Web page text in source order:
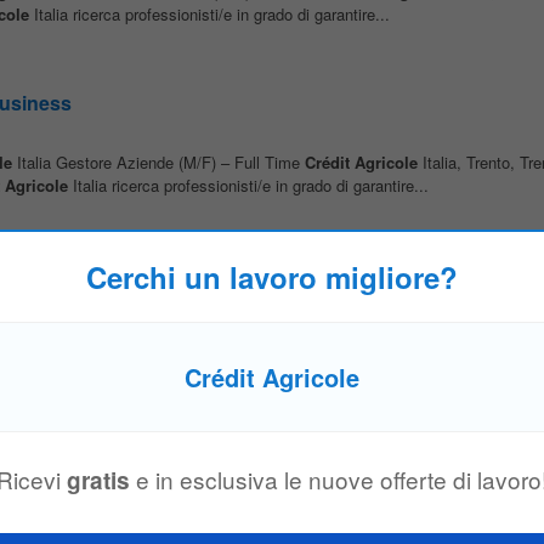
Italia ricerca professionisti/e in grado di garantire...
Italia Gestore Aziende (M/F) – Full Time Crédit AgricoleItalia, Trento,
AgricoleItalia ricerca professionisti/e in grado di garantire...
Stage M/F
di consulenza all’interno della divisione Corporate dedicata...
del Gruppo
in Italia e all’estero, sostenendo gli operatori economici...
Cerchi un lavoro migliore?
Crédit Agricole
gratis e in esclusiva le nuove offerte di